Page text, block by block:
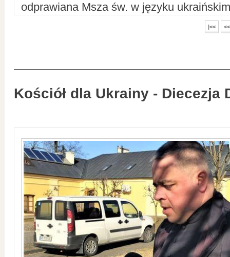
odprawiana Msza św. w języku
|<< <<
Kościół dla Ukrainy - Diecezja